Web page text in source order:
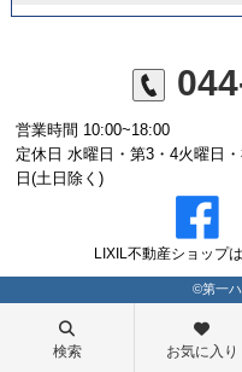
営業時間 10:00~18:00
定休日 水曜日・第3・4火曜日
日(土日除く)
LIXIL不動産ショップ
©第一
検索 お気に入り